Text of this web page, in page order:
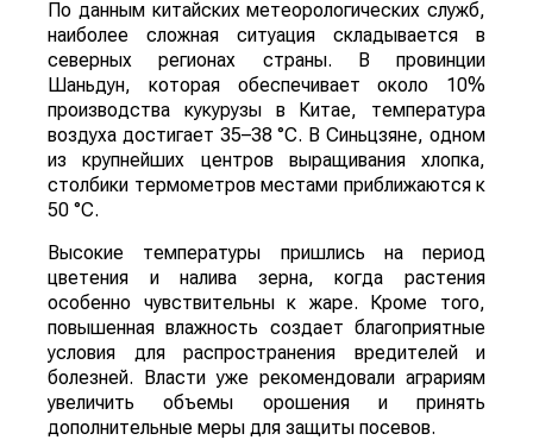
По данным китайских метеорологических служб,
наиболее сложная ситуация складывается в
северных регионах страны. В провинции
Шаньдун, которая обеспечивает около 10%
производства кукурузы в Китае, температура
воздуха достигает 35–38 °C. В Синьцзяне, одном
из крупнейших центров выращивания хлопка,
столбики термометров местами приближаются к
50 °C.
Высокие температуры пришлись на период
цветения и налива зерна, когда растения
особенно чувствительны к жаре. Кроме того,
повышенная влажность создает благоприятные
условия для распространения вредителей и
болезней. Власти уже рекомендовали аграриям
увеличить объемы орошения и принять
дополнительные меры для защиты посевов.